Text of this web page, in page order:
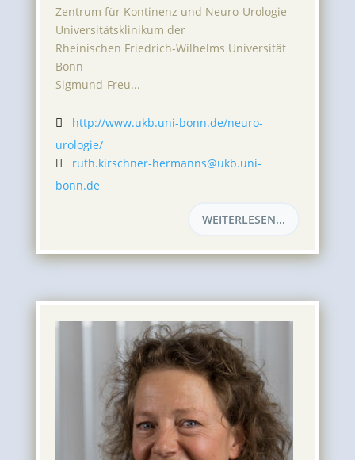
Zentrum für Kontinenz und Neuro-Urologie
Universitätsklinikum der
Rheinischen Friedrich-Wilhelms Universität
Bonn
Sigmund-Freu...

http://www.ukb.uni-bonn.de/neuro-
urologie/

ruth.kirschner-hermanns@ukb.uni-
bonn.de
WEITERLESEN...